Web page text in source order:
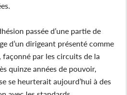
passée d’une partie de
d’un dirigeant présenté comme
façonné par les circuits de la
quinze années de pouvoir,
se heurterait aujourd’hui à des